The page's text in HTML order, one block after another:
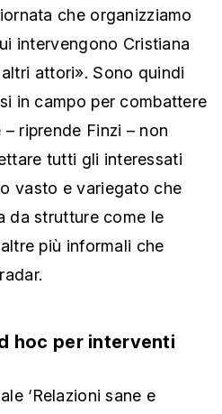
che organizziamo
intervengono Cristiana
attori». Sono quindi
in campo per combattere
riprende Finzi – non
tutti gli interessati
vasto e variegato che
da strutture come le
più informali che
hoc per interventi
‘Relazioni sane e